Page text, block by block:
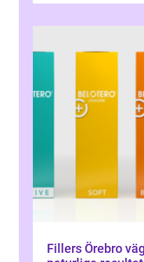
Fillers Örebro vägledning till säkra och